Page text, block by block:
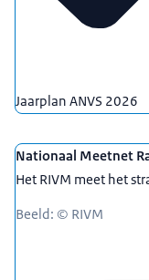
Jaarplan ANVS 2026
Nationaal Meetnet
Het RIVM meet het
Beeld: © RIVM